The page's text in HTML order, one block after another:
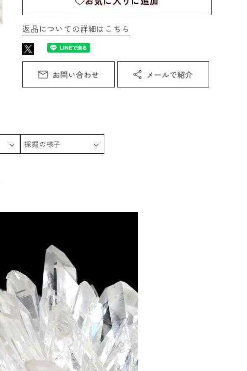
返品についての詳細はこちら
採掘の様子